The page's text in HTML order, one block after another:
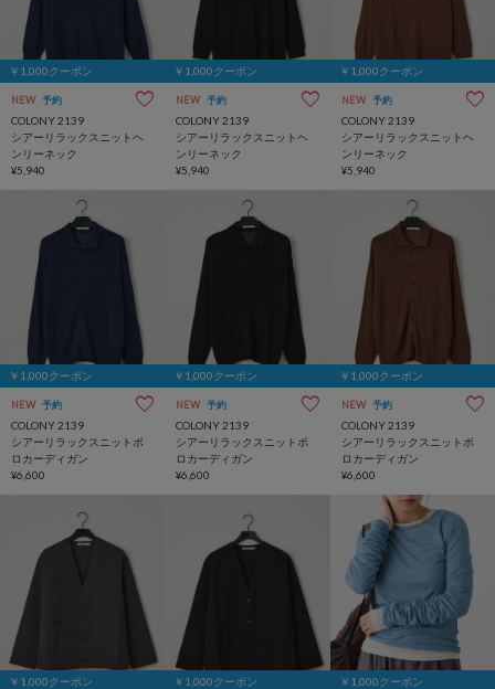
￥1,000クーポン
NEW 予約
COLONY 2139
シアーリラックスニットヘ
ンリーネック
¥5,940
￥1,000クーポン
NEW 予約
COLONY 2139
シアーリラックスニットヘ
ンリーネック
¥5,940
￥1,000クーポン
NEW 予約
COLONY 2139
シアーリラックスニットヘ
ンリーネック
¥5,940
￥1,000クーポン
NEW 予約
COLONY 2139
シアーリラックスニットポ
ロカーディガン
¥6,600
￥1,000クーポン
NEW 予約
COLONY 2139
シアーリラックスニットポ
ロカーディガン
¥6,600
￥1,000クーポン
NEW 予約
COLONY 2139
シアーリラックスニットポ
ロカーディガン
¥6,600
￥1,000クーポン ￥1,000クーポン ￥1,000クーポン